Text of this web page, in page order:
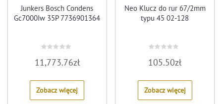
Junkers Bosch Condens
Gc7000Iw 35P 7736901364
0
out
5
11,773.76zł
Zobacz więcej
Neo Klucz do rur 67/2mm
typu 45 02-128
0
5
105.50zł
Zobacz więcej